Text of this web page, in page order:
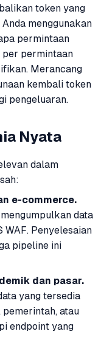
token yang
menggunakan
permintaan
permintaan
Merancang
kembali token
pengeluaran.
Nyata
dalam
e-commerce.
data
WAF. Penyelesaian
pipeline ini
dan pasar.
yang tersedia
atau
endpoint yang